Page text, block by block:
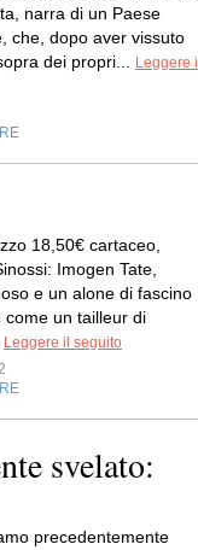
narra di un Paese
che, dopo aver vissuto
dei propri...
Leggere
18,50€ cartaceo,
Imogen Tate,
e un alone di fascino
come un tailleur di
Leggere il seguito
svelato:
precedentemente